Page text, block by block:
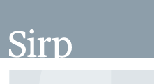
juurde